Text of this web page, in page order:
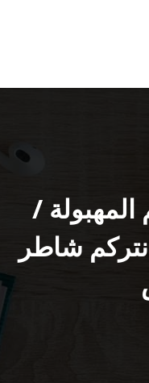
/
انتركم شاطر